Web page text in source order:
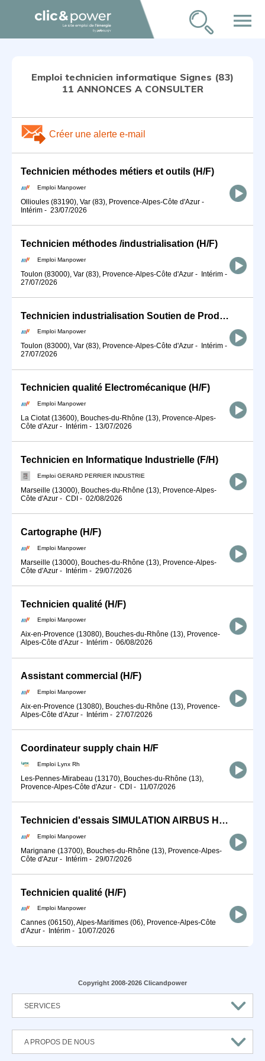
menu
Emploi technicien informatique Signes (83)
11 ANNONCES A CONSULTER
Créer une alerte e-mail
Technicien méthodes métiers et outils (H/F)
Emploi Manpower
Ollioules (83190), Var (83), Provence-Alpes-Côte d'Azur -
Intérim - 23/07/2026
Technicien méthodes /industrialisation (H/F)
Emploi Manpower
Toulon (83000), Var (83), Provence-Alpes-Côte d'Azur - Intérim -
27/07/2026
Technicien industrialisation Soutien de Production (H/F)
Emploi Manpower
Toulon (83000), Var (83), Provence-Alpes-Côte d'Azur - Intérim -
27/07/2026
Technicien qualité Electromécanique (H/F)
Emploi Manpower
La Ciotat (13600), Bouches-du-Rhône (13), Provence-Alpes-
Côte d'Azur - Intérim - 13/07/2026
Technicien en Informatique Industrielle (F/H)
Emploi GERARD PERRIER INDUSTRIE
Marseille (13000), Bouches-du-Rhône (13), Provence-Alpes-
Côte d'Azur - CDI - 02/08/2026
Cartographe (H/F)
Emploi Manpower
Marseille (13000), Bouches-du-Rhône (13), Provence-Alpes-
Côte d'Azur - Intérim - 29/07/2026
Technicien qualité (H/F)
Emploi Manpower
Aix-en-Provence (13080), Bouches-du-Rhône (13), Provence-
Alpes-Côte d'Azur - Intérim - 06/08/2026
Assistant commercial (H/F)
Emploi Manpower
Aix-en-Provence (13080), Bouches-du-Rhône (13), Provence-
Alpes-Côte d'Azur - Intérim - 27/07/2026
Coordinateur supply chain H/F
Emploi Lynx Rh
Les-Pennes-Mirabeau (13170), Bouches-du-Rhône (13),
Provence-Alpes-Côte d'Azur - CDI - 11/07/2026
Technicien d'essais SIMULATION AIRBUS HELICOPTERS (H/F)
Emploi Manpower
Marignane (13700), Bouches-du-Rhône (13), Provence-Alpes-
Côte d'Azur - Intérim - 29/07/2026
Technicien qualité (H/F)
Emploi Manpower
Cannes (06150), Alpes-Maritimes (06), Provence-Alpes-Côte
d'Azur - Intérim - 10/07/2026
Copyright 2008-2026 Clicandpower
SERVICES
A PROPOS DE NOUS